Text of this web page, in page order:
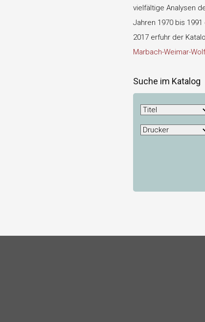
vielfältige Analysen
Jahren 1970 bis
2017 erfuhr der
Marbach-Weimar-
Suche im Katalog